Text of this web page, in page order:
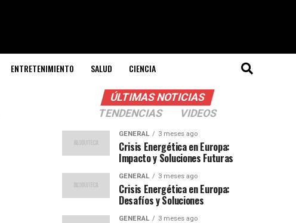
ENTRETENIMIENTO SALUD CIENCIA
ÚLTIMAS NOTICIAS
TENDENCIAS
VIDEOS
GENERAL 3 meses ago
Crisis Energética en Europa:
Impacto y Soluciones Futuras
GENERAL 3 meses ago
Crisis Energética en Europa:
Desafíos y Soluciones
GENERAL 3 meses ago